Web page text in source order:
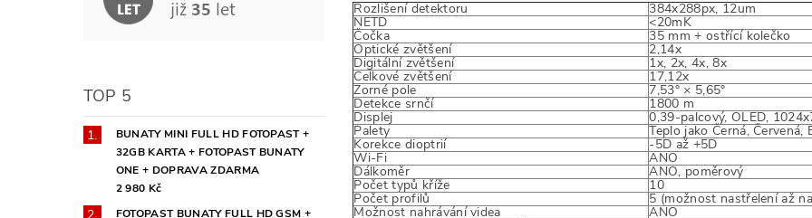
TOP 5
BUNATY MINI FULL HD FOTOPAST +
32GB KARTA + FOTOPAST BUNATY
ONE + DOPRAVA ZDARMA
2 980 Kč
FOTOPAST BUNATY FULL HD GSM +
Rozlišení detektoru
384x288px, 12um
NETD <20mK
Čočka 35 mm + ostřící kolečko
Optické zvětšení 2,14x
Digitální zvětšení 1x, 2x, 4x, 8x
Celkové zvětšení 17,12x
Zorné pole 7,53° × 5,65°
Detekce srnčí 1800 m
Displej 0,39-palcový, OLED,
Palety Teplo jako Černá, Červená,
Korekce dioptrií -5D až +5D
Wi-Fi ANO
Dálkoměr ANO, poměrový
Počet typů kříže 10
Počet profilů 5 (možnost nastřelení až
Možnost nahrávání videa ANO